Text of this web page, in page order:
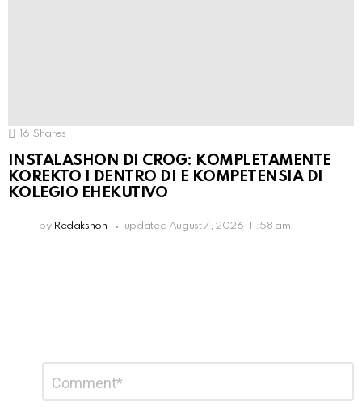
16 Shares
INSTALASHON DI CROG: KOMPLETAMENTE
KOREKTO I DENTRO DI E KOMPETENSIA DI
KOLEGIO EHEKUTIVO
by Redakshon updated August 7, 2026, 11:58 am
Reply